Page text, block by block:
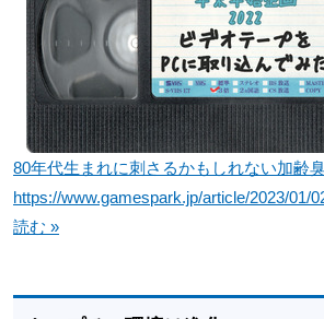
80年代生まれに刺さるかもしれない加齢臭
https://www.gamespark.jp/article/2023/01/
読む »